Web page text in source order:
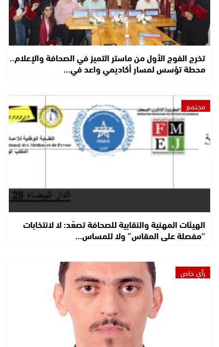
تخرج الفوج الأول من ماستر التميز في الصحافة والإعلام..
محطة تؤسس لمسار أكاديمي واعد في…
مجتمع
الهيئات المهنية والنقابية للصحافة تصعّد: لا لانتخابات
“مفصلة على المقاس” ولا للمساس…
رأي خاص